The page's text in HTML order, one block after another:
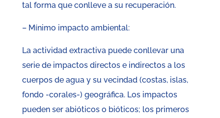
tal forma que conlleve a su recuperación.
– Mínimo impacto ambiental:
La actividad extractiva puede conllevar una
serie de impactos directos e indirectos a los
cuerpos de agua y su vecindad (costas, islas,
fondo -corales-) geográfica. Los impactos
pueden ser abióticos o bióticos; los primeros